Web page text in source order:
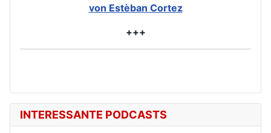
von Estèban Cortez
+++
INTERESSANTE PODCASTS